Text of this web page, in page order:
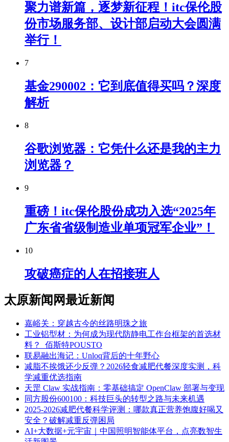
聚力谱新篇，逐梦新征程！itc保伦股
份市场服务部、设计部启动大会圆满
举行！
7
基金290002：它到底值得买吗？深度
解析
8
谷歌浏览器：它凭什么还是我的主力
浏览器？
9
重磅！itc保伦股份成功入选“2025年
广东省省级制造业单项冠军企业”！
10
攻破癌症的人在招接班人
太原新闻网最近新闻
嘉峪关：穿越古今的丝路明珠之旅
工业铝型材：为何成为现代防静电工作台框架的首选材
料？_佰斯特POUSTO
联易融出海记：Unloq背后的十年野心
减脂不挨饿还少反弹？2026轻食减肥代餐深度实测，科
学减重优选指南
天罡 Claw 实战指南：零基础搞定 OpenClaw 部署与变现
同方股份600100：科技巨头的转型之路与未来机遇
2025-2026减肥代餐科学评测：哪款真正营养饱腹好喝又
安全？破解减重反弹困局
AI+大数据+元宇宙｜中国照明智能体平台，点亮数智生